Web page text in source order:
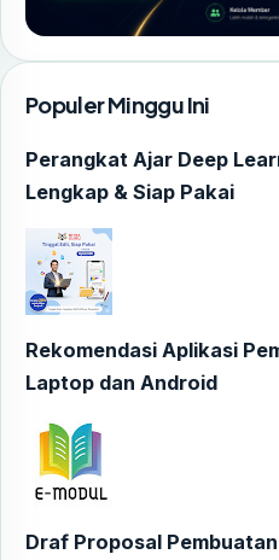
Populer Minggu Ini
Perangkat Ajar Deep
Lengkap & Siap Pakai
Rekomendasi Aplikasi
Laptop dan Android
Draf Proposal